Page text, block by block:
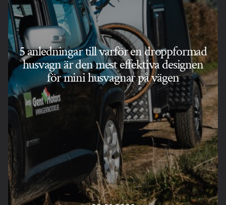
5 anledningar till varför en droppformad
husvagn är den mest effektiva designen
för mini husvagnar på vägen